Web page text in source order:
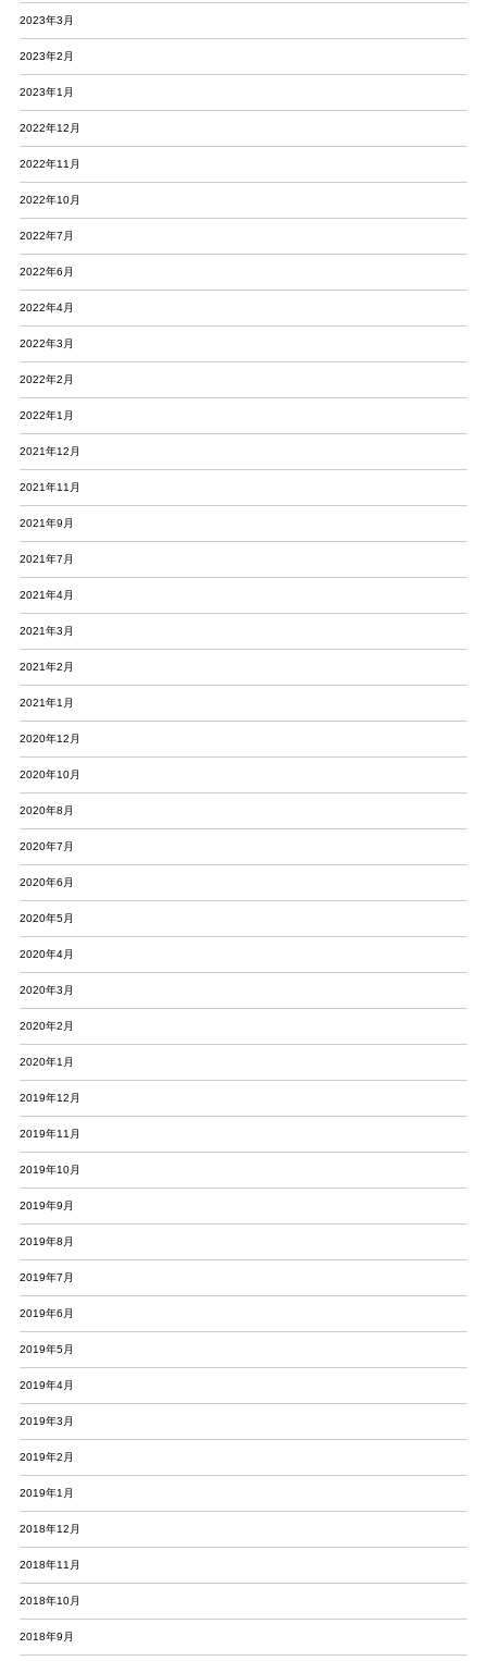
2023年3月
2023年2月
2023年1月
2022年12月
2022年11月
2022年10月
2022年7月
2022年6月
2022年4月
2022年3月
2022年2月
2022年1月
2021年12月
2021年11月
2021年9月
2021年7月
2021年4月
2021年3月
2021年2月
2021年1月
2020年12月
2020年10月
2020年8月
2020年7月
2020年6月
2020年5月
2020年4月
2020年3月
2020年2月
2020年1月
2019年12月
2019年11月
2019年10月
2019年9月
2019年8月
2019年7月
2019年6月
2019年5月
2019年4月
2019年3月
2019年2月
2019年1月
2018年12月
2018年11月
2018年10月
2018年9月